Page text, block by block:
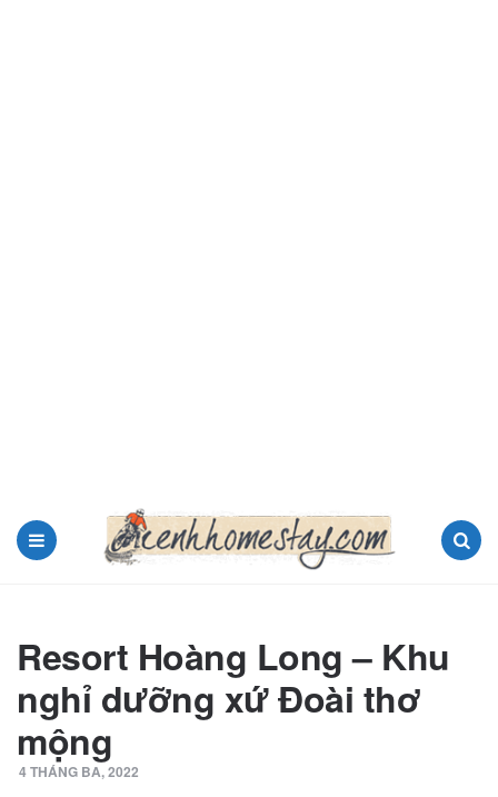
Resort Hoàng Long – Khu
nghỉ dưỡng xứ Đoài thơ
mộng
4 THÁNG BA, 2022